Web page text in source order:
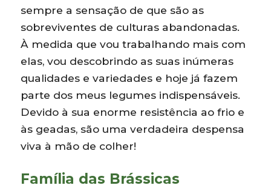
sempre a sensação de que são as
sobreviventes de culturas abandonadas.
À medida que vou trabalhando mais com
elas, vou descobrindo as suas inúmeras
qualidades e variedades e hoje já fazem
parte dos meus legumes indispensáveis.
Devido à sua enorme resistência ao frio e
às geadas, são uma verdadeira despensa
viva à mão de colher!
Família das Brássicas